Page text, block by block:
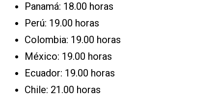
Panamá: 18.00 horas
Perú: 19.00 horas
Colombia: 19.00 horas
México: 19.00 horas
Ecuador: 19.00 horas
Chile: 21.00 horas